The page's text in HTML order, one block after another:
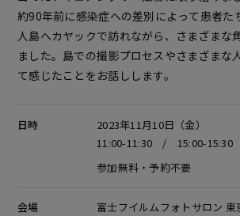
約90年前に感染症への差別によって患者た
人島へカヤックで訪れながら、さまざまな
ました。島での撮影プロセスやさまざまな
て感じたことをお話しします。
日時
2023年11月10日（金）
11:00-11:30 / 15:00-
参加無料・予約不要
会場 富士フイルムフォトサロン